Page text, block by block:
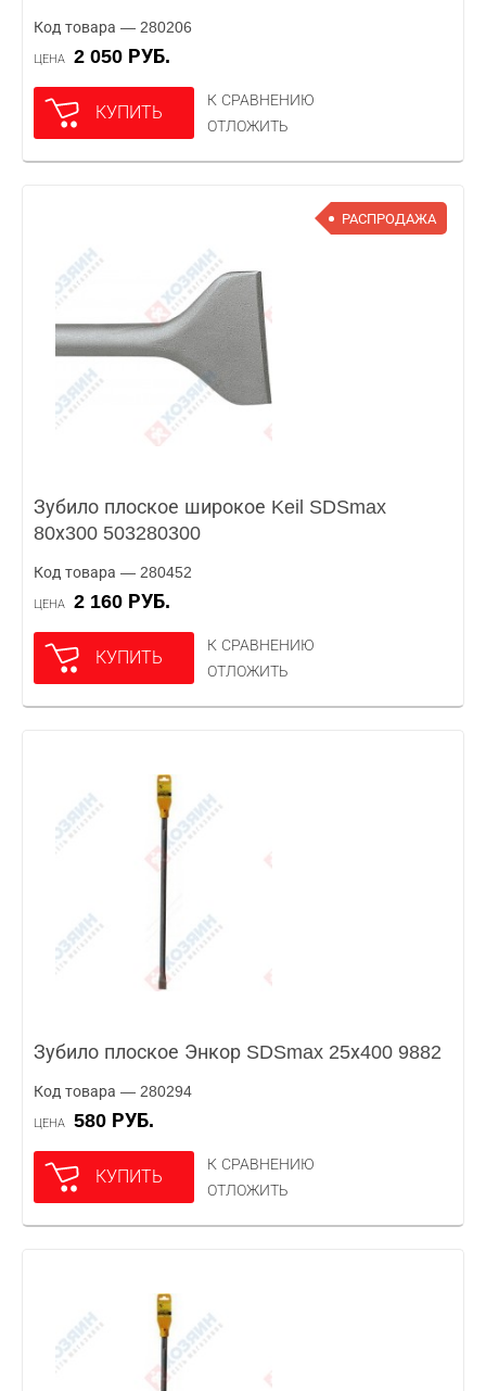
Код товара — 280206
ЦЕНА 2 050 РУБ.
КУПИТЬ
К СРАВНЕНИЮ
ОТЛОЖИТЬ
РАСПРОДАЖА
Зубило плоское широкое Keil SDSmax
80х300 503280300
Код товара — 280452
ЦЕНА 2 160 РУБ.
КУПИТЬ
К СРАВНЕНИЮ
ОТЛОЖИТЬ
Зубило плоское Энкор SDSmax 25х400 9882
Код товара — 280294
ЦЕНА 580 РУБ.
КУПИТЬ
К СРАВНЕНИЮ
ОТЛОЖИТЬ